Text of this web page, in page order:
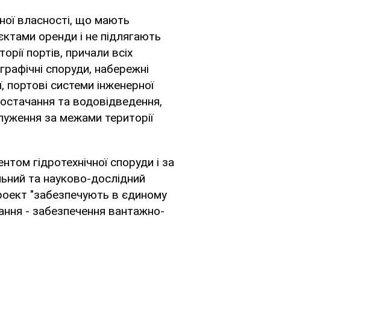
власності, що мають
оренди і не підлягають
портів, причали всіх
споруди, набережні
портові системи інженерної
та водовідведення,
за межами території
гідротехнічної споруди і за
та науково-дослідний
"забезпечують в єдиному
- забезпечення вантажно-